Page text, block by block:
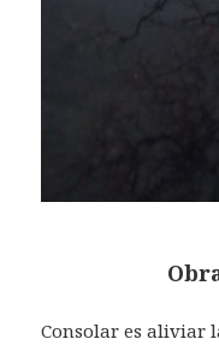
Consolar es aliviar